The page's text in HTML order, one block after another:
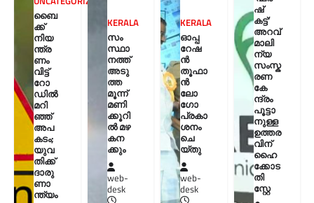
ബൈ
ക്ക്
നിയ
ന്ത്ര
ണം
വിട്ട്
റോ
ഡില്‍
മറി
ഞ്ഞ്
അപ
കടം;
യുവ
തിക്ക്
ദാരു
ണാ
ന്ത്യം
KERALA
സം
സ്ഥാ
നത്ത്
അടു
ത്ത
മൂന്ന്
മണി
ക്കൂറി
ൽ മഴ
കന
ക്കും
web-
desk
KERALA
ഓപ്പ
റേഷ
ൻ
തൂഫാ
ൻ
ലോ
ഗോ
പ്രകാ
ശനം
ചെ
യ്തു
web-
desk
ഷ്
കട്ട്’
അറവ്
മാലി
ന്യ
സംസ്ക
രണ
കേ
ന്ദ്രം
പൂട്ടാ
നുള്ള
ഉത്തര
വിന്
ഹൈ
ക്കോട
തി
സ്റ്റേ